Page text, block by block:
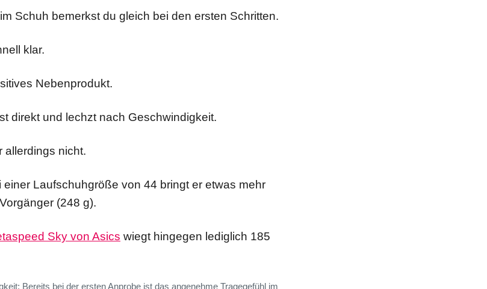
Schuh bemerkst du gleich bei den ersten Schritten.
klar.
Nebenprodukt.
direkt und lechzt nach Geschwindigkeit.
allerdings nicht.
einer Laufschuhgröße von 44 bringt er etwas mehr
(248 g).
Sky von Asics wiegt hingegen lediglich 185
Bereits bei der ersten Anprobe ist das angenehme Tragegefühl im